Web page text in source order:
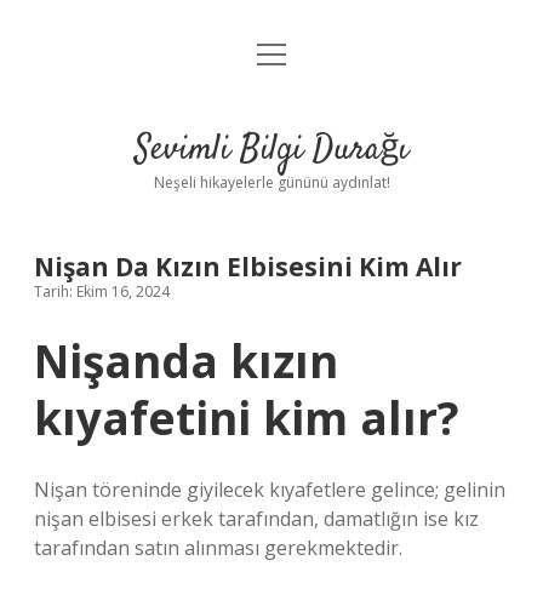
Anasayfa
Yasal Uyarı
menüyü
Sevimli Bilgi Durağı
Neşeli hikayelerle gününü aydınlat!
Nişan Da Kızın Elbisesini Kim Alır
Tarih: Ekim 16, 2024
Nişanda kızın
kıyafetini kim alır?
Nişan töreninde giyilecek kıyafetlere gelince; gelinin
nişan elbisesi erkek tarafından, damatlığın ise kız
tarafından satın alınması gerekmektedir.